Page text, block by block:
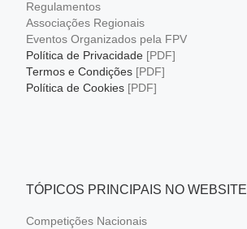
Regulamentos
Associações Regionais
Eventos Organizados pela FPV
Política de Privacidade [PDF]
Termos e Condições [PDF]
Política de Cookies [PDF]
TÓPICOS PRINCIPAIS NO WEBSITE
Competições Nacionais